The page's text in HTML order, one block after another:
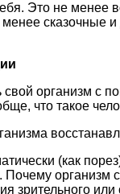
Это не менее
сказочные
организм с
что такое
(как
Почему организм
зрительного